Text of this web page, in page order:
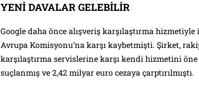
YENİ DAVALAR GELEBİLİR
Google daha önce alışveriş karşılaştırma
Avrupa Komisyonu’na karşı kaybetmişti. Şirket,
karşılaştırma servislerine karşı kendi hizmetini
suçlanmış ve 2,42 milyar euro cezaya çarptırılmıştı.